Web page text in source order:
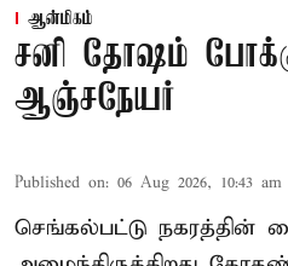
ஆன்மிகம்
சனி தோஷம்
ஆஞ்சநேயர்
Published on: 06 Aug 2026, 10:43 am
செங்கல்பட்டு நகரத்தின்